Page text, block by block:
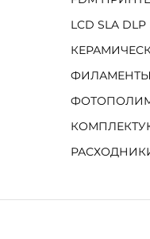
LCD SLA
ФИЛАМЕНТЫ